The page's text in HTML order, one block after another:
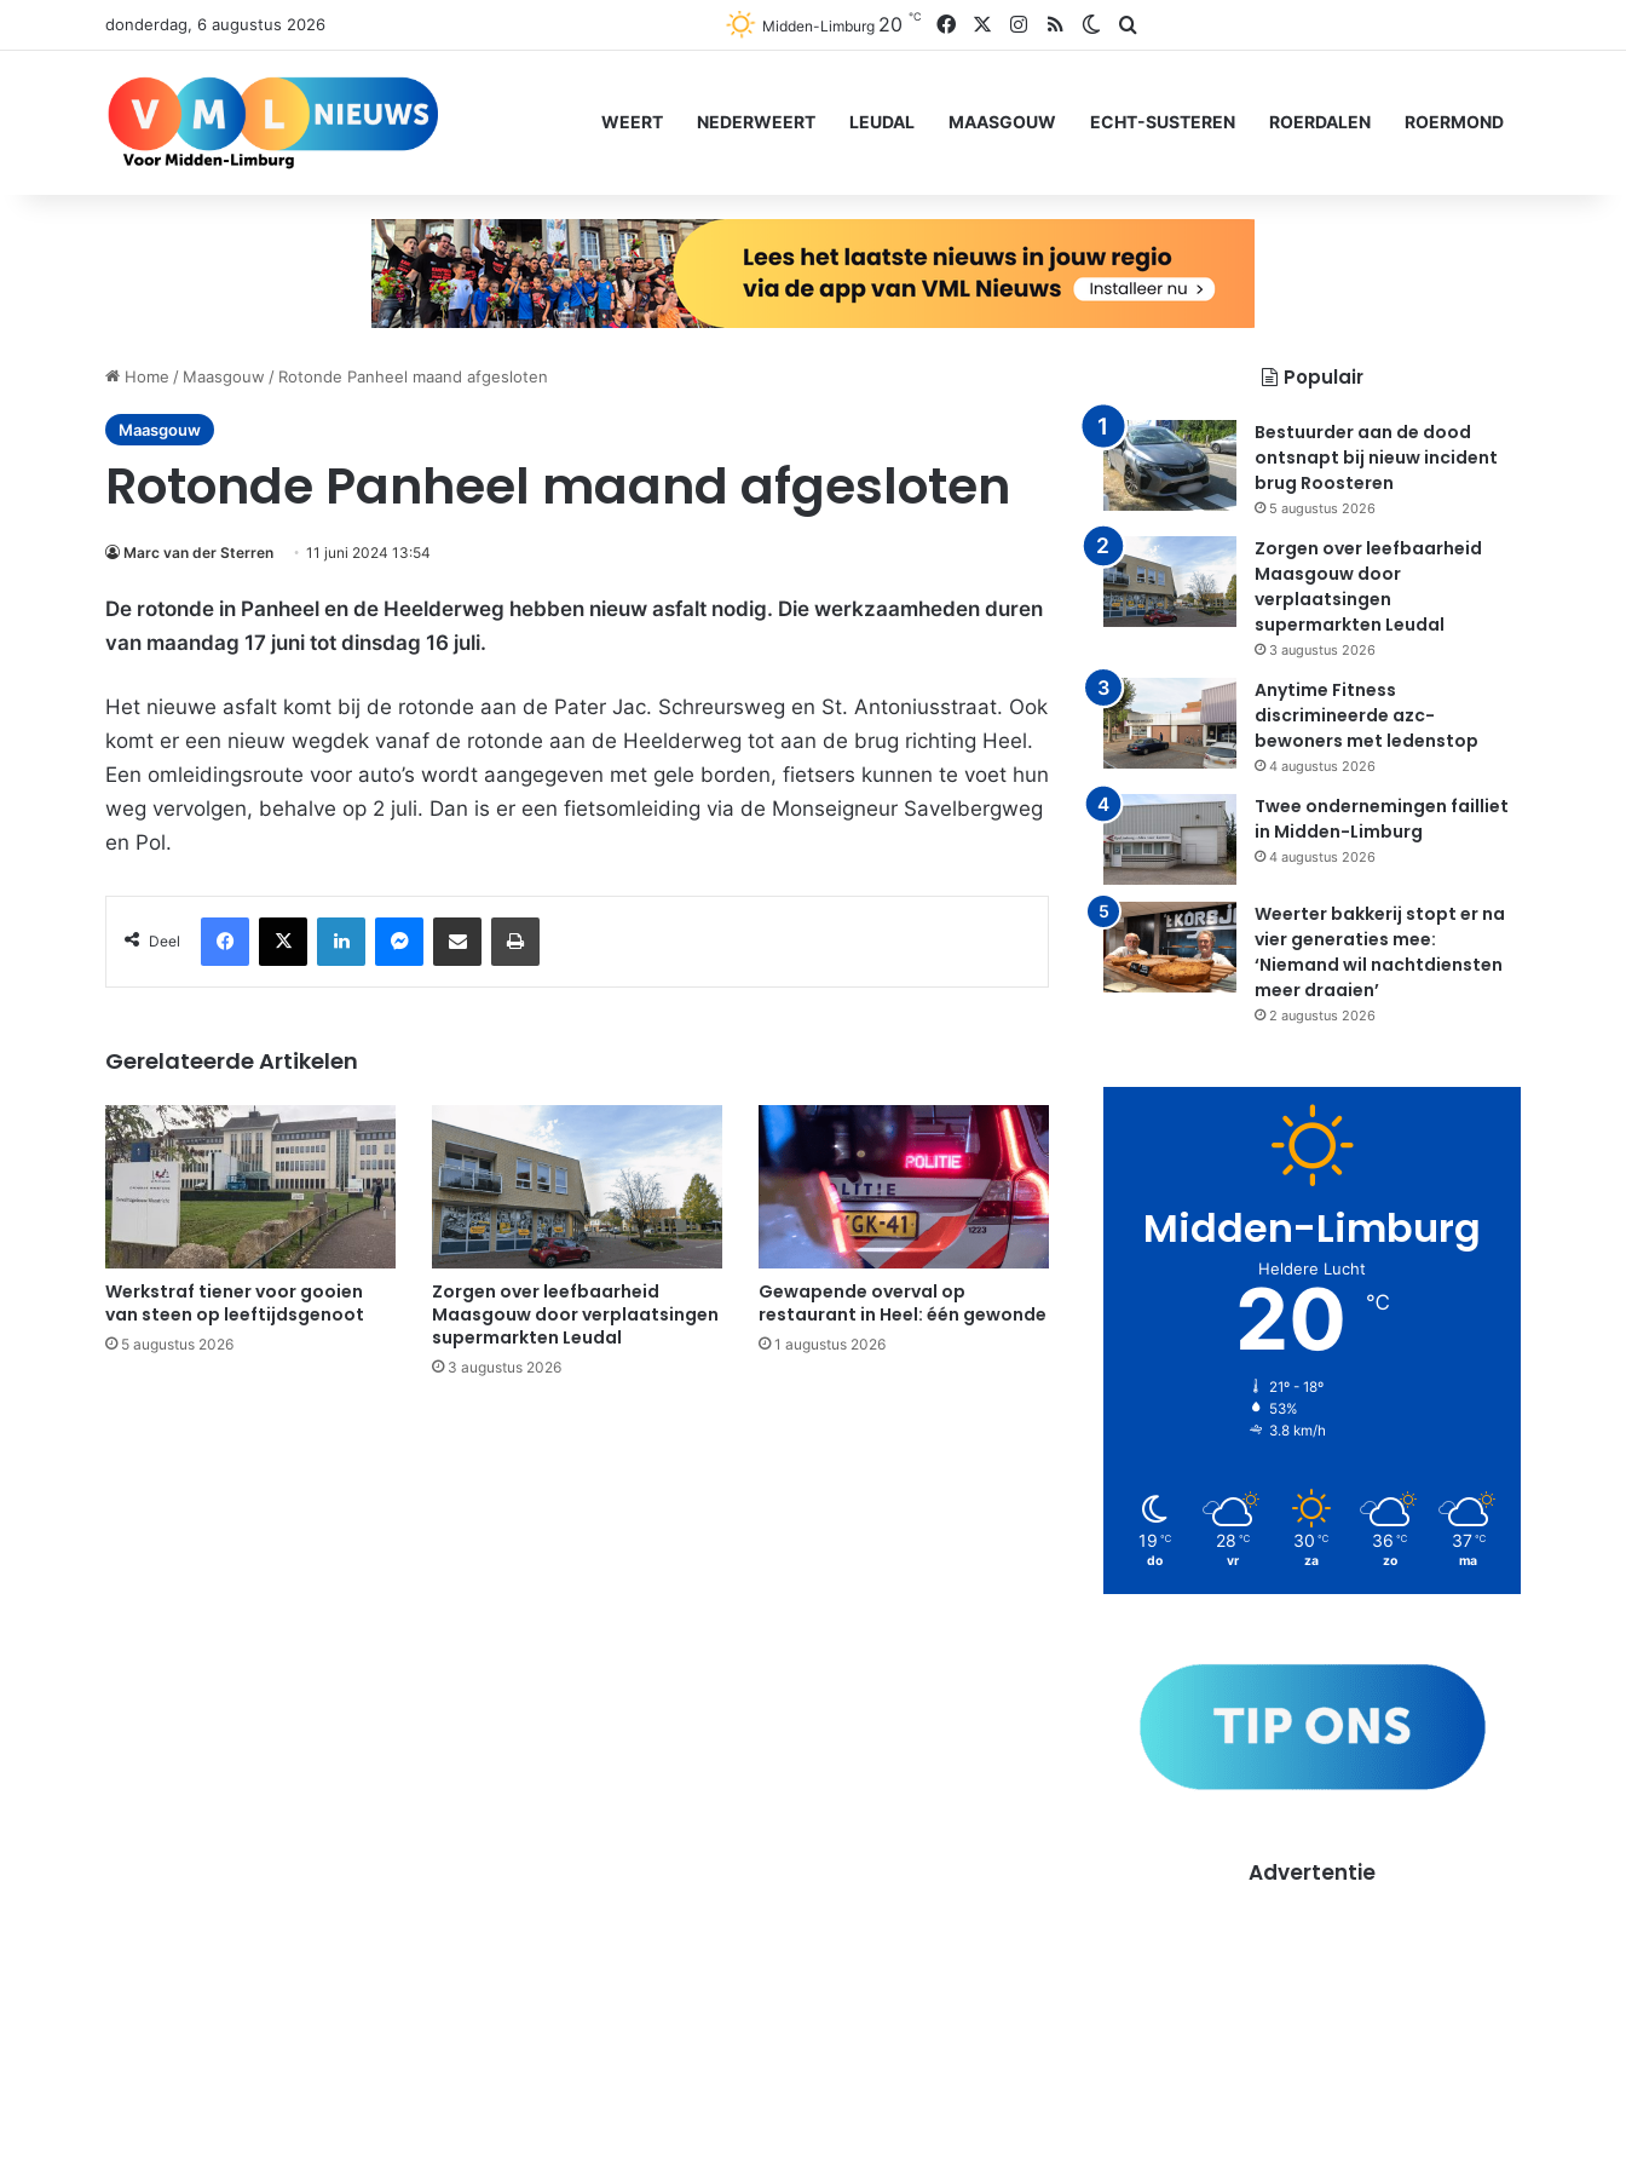
donderdag, 6 augustus 2026 Midden-Limburg 20 ℃ FacebookInstagram
RSS Switch skin
WEERT NEDERWEERT LEUDAL MAASGOUW ECHT-SUSTEREN ROERDALEN ROERMOND
Home / Maasgouw / Rotonde Panheel maand afgesloten
Maasgouw
Rotonde Panheel maand afgesloten
Marc van der Sterren 11 juni 2024 13:54
De rotonde in Panheel en de Heelderweg hebben nieuw asfalt nodig. Die werkzaamheden duren
van maandag 17 juni tot dinsdag 16 juli.
Het nieuwe asfalt komt bij de rotonde aan de Pater Jac. Schreursweg en St. Antoniusstraat. Ook
komt er een nieuw wegdek vanaf de rotonde aan de Heelderweg tot aan de brug richting Heel.
Een omleidingsroute voor auto’s wordt aangegeven met gele borden, fietsers kunnen te voet hun
weg vervolgen, behalve op 2 juli. Dan is er een fietsomleiding via de Monseigneur Savelbergweg
en Pol.
Deel
Facebook
X LinkedInMessenger
Deel via Email Print
Gerelateerde Artikelen
Werkstraf tiener voor gooien
van steen op leeftijdsgenoot
5 augustus 2026
Zorgen over leefbaarheid
Maasgouw door verplaatsingen
supermarkten Leudal
3 augustus 2026
Gewapende overval op
restaurant in Heel: één gewonde
1 augustus 2026
Populair
Bestuurder aan de dood
ontsnapt bij nieuw incident
brug Roosteren
5 augustus 2026
Zorgen over leefbaarheid
Maasgouw door
verplaatsingen
supermarkten Leudal
3 augustus 2026
Anytime Fitness
discrimineerde azc-
bewoners met ledenstop
4 augustus 2026
Twee ondernemingen failliet
in Midden-Limburg
4 augustus 2026
Weerter bakkerij stopt er na
vier generaties mee:
‘Niemand wil nachtdiensten
meer draaien’
2 augustus 2026
Midden-Limburg
Heldere Lucht
20 ℃
21º - 18º
53%
3.8 km/h
19 ℃
do
28 ℃
vr
30 ℃
za
36 ℃
zo
37 ℃
ma
Advertentie